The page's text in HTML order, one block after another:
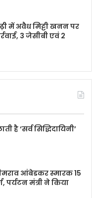
में अवैध मिट्टी खनन पर
3 जेसीबी एवं 2
है ‘सर्व सिद्धिदायिनी’
आंबेडकर स्मारक 15
पर्यटन मंत्री ने किया